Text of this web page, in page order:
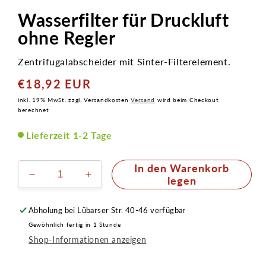
Modal
öffnenWasserfilter für Druckluft
ohne Regler
Zentrifugalabscheider mit Sinter-Filterelement.
Normaler
Preis
€18,92 EUR
inkl. 19% MwSt. zzgl. VersandkostenVersand wird beim Checkout
berechnet
Lieferzeit 1-2 Tage
Verringere
die
Menge
für
Wasserfilter
für
Erhöhe
die
Menge
für
Wasserfilter
für
In den Warenkorb
legen
Abholung bei Lübarser Str. 40-46 verfügbar
Gewöhnlich fertig in 1 Stunde
Shop-Informationen anzeigen